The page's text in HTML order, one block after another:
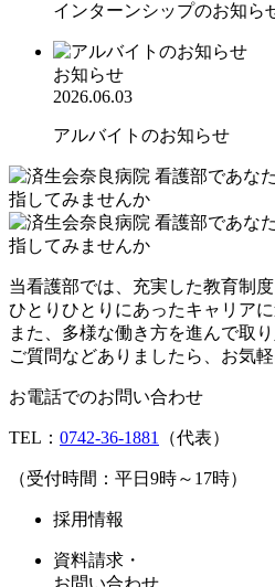
インターンシップのお知ら
お知らせ
2026.06.03
アルバイトのお知らせ
当看護部では、充実した教育制度
ひとりひとりにあったキャリア
また、多様な働き方を進んで取り
ご質問などありましたら、お気
お電話でのお問い合わせ
TEL： 0742-36-1881 （代表）
（受付時間：平日9時～17時）
採用情報
資料請求・